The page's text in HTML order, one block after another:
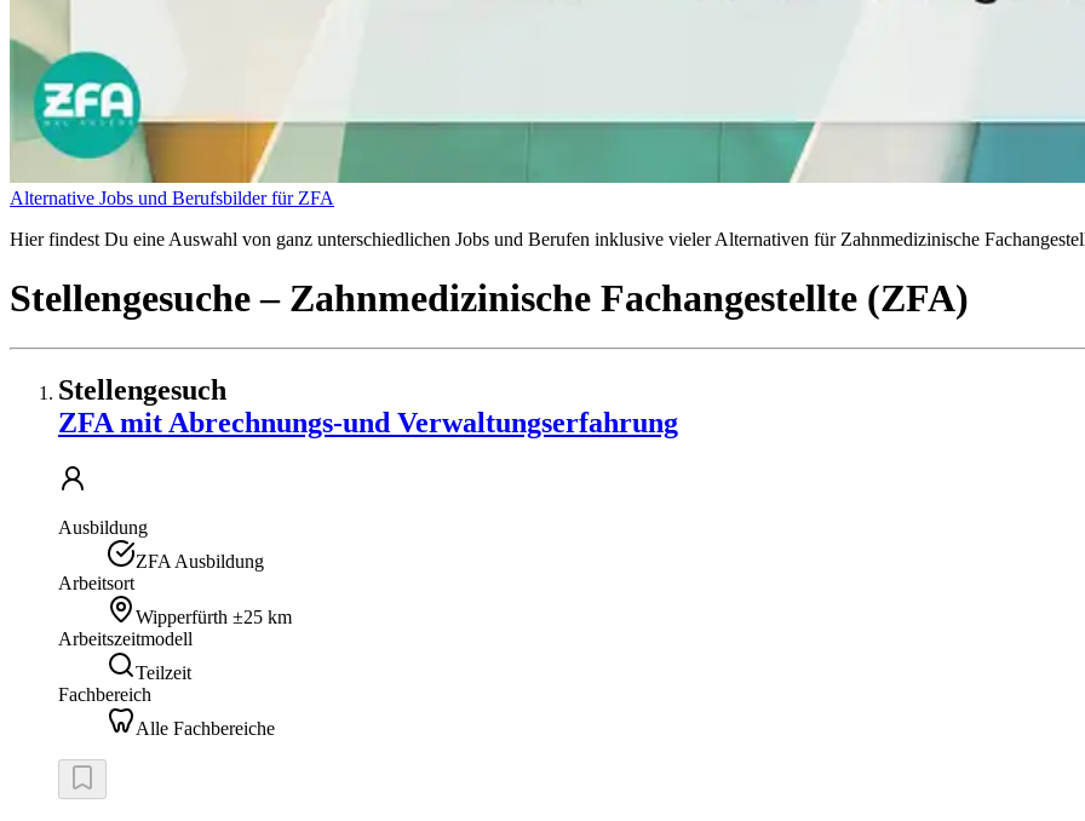
Alternative Jobs und Berufsbilder für ZFA
Hier findest Du eine Auswahl von ganz unterschiedlichen Jobs und Berufen inklusive vieler Alternativen für Zahnmedizinische
Stellengesuche– Zahnmedizinische Fachangestellte (ZFA)
Stellengesuch
ZFA mit Abrechnungs-und Verwaltungserfahrung
Ausbildung
ZFA Ausbildung
Arbeitsort
Wipperfürth ±25 km
Arbeitszeitmodell
Teilzeit
Fachbereich
Alle Fachbereiche